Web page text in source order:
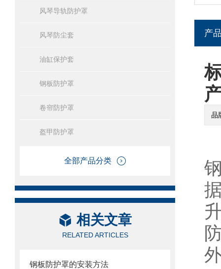
风琴导轨防护罩
风琴防尘套
油缸保护套
钢板防护罩
卷帘防护罩
盔甲防护罩
全部产品分类
相关文章
RELATED ARTICLES
钢板防护罩的安装方法
产
品